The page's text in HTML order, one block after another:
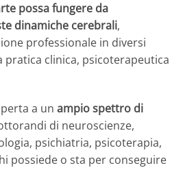
possa fungere da
dinamiche cerebrali,
professionale in diversi
pratica clinica, psicoterapeutica
a un ampio spettro di
di neuroscienze,
psichiatria, psicoterapia,
possiede o sta per conseguire